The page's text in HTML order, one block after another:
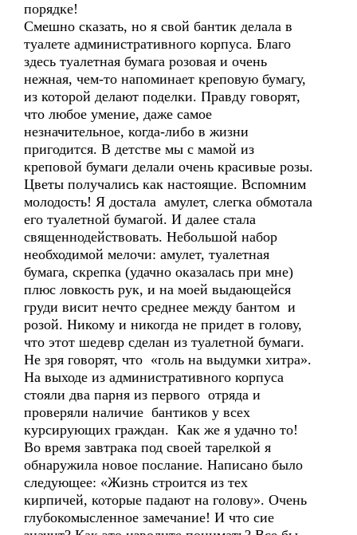
порядке!
Смешно сказать, но я свой бантик делала в
туалете административного корпуса. Благо
здесь туалетная бумага розовая и очень
нежная, чем-то напоминает креповую бумагу,
из которой делают поделки. Правду говорят,
что любое умение, даже самое
незначительное, когда-либо в жизни
пригодится. В детстве мы с мамой из
креповой бумаги делали очень красивые розы.
Цветы получались как настоящие. Вспомним
молодость! Я достала амулет, слегка обмотала
его туалетной бумагой. И далее стала
священнодействовать. Небольшой набор
необходимой мелочи: амулет, туалетная
бумага, скрепка (удачно оказалась при мне)
плюс ловкость рук, и на моей выдающейся
груди висит нечто среднее между бантом и
розой. Никому и никогда не придет в голову,
что этот шедевр сделан из туалетной бумаги.
Не зря говорят, что «голь на выдумки хитра».
На выходе из административного корпуса
стояли два парня из первого отряда и
проверяли наличие бантиков у всех
курсирующих граждан. Как же я удачно то!
Во время завтрака под своей тарелкой я
обнаружила новое послание. Написано было
следующее: «Жизнь строится из тех
кирпичей, которые падают на голову». Очень
глубокомысленное замечание! И что сие